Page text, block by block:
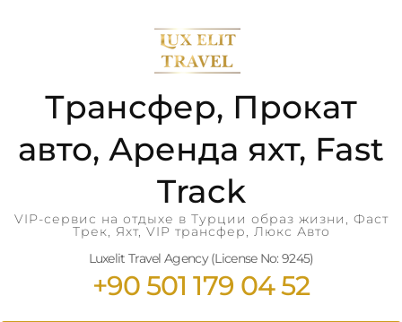
Трансфер, Прокат
авто, Аренда яхт, Fast
Track
VIP-сервис на отдыхе в Турции образ жизни, Фаст
Трек, Яхт, VIP трансфер, Люкс Авто
Luxelit Travel Agency (License No: 9245)
+90 501 179 04 52